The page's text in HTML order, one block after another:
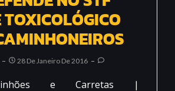
28 De Janeiro De 2016
e Carretas |